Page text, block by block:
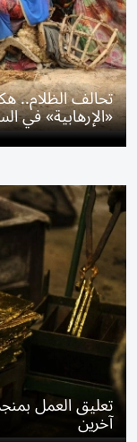
تحالف الظلام..
«الإرهابية» في
تعليق العمل
آخرين